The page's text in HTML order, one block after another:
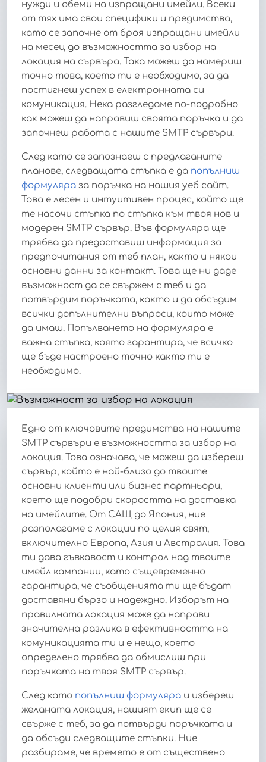
нужди и обеми на изпращани имейли. Всеки
от тях има свои специфики и предимства,
като се започне от броя изпращани имейли
на месец до възможността за избор на
локация на сървъра. Така можеш да намериш
точно това, което ти е необходимо, за да
постигнеш успех в електронната си
комуникация. Нека разгледаме по-подробно
как можеш да направиш своята поръчка и да
започнеш работа с нашите SMTP сървъри.
След като се запознаеш с предлаганите
планове, следващата стъпка е да попълниш
формуляра за поръчка на нашия уеб сайт.
Това е лесен и интуитивен процес, който ще
те насочи стъпка по стъпка към твоя нов и
модерен SMTP сървър. Във формуляра ще
трябва да предоставиш информация за
предпочитания от теб план, както и някои
основни данни за контакт. Това ще ни даде
възможност да се свържем с теб и да
потвърдим поръчката, както и да обсъдим
всички допълнителни въпроси, които може
да имаш. Попълването на формуляра е
важна стъпка, която гарантира, че всичко
ще бъде настроено точно както ти е
необходимо.
Едно от ключовите предимства на нашите
SMTP сървъри е възможността за избор на
локация. Това означава, че можеш да избереш
сървър, който е най-близо до твоите
основни клиенти или бизнес партньори,
което ще подобри скоростта на доставка
на имейлите. От САЩ до Япония, ние
разполагаме с локации по целия свят,
включително Европа, Азия и Австралия. Това
ти дава гъвкавост и контрол над твоите
имейл кампании, като същевременно
гарантира, че съобщенията ти ще бъдат
доставяни бързо и надеждно. Изборът на
правилната локация може да направи
значителна разлика в ефективността на
комуникацията ти и е нещо, което
определено трябва да обмислиш при
поръчката на твоя SMTP сървър.
След като попълниш формуляра и избереш
желаната локация, нашият екип ще се
свърже с теб, за да потвърди поръчката и
да обсъди следващите стъпки. Ние
разбираме, че времето е от съществено